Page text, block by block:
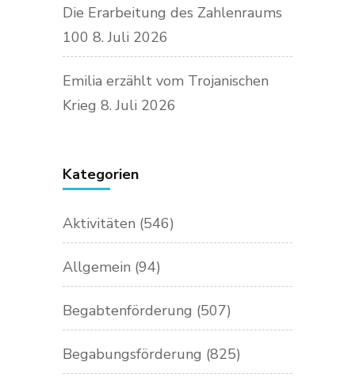
Die Erarbeitung des Zahlenraums
100 8. Juli 2026
Emilia erzählt vom Trojanischen
Krieg 8. Juli 2026
Kategorien
Aktivitäten (546)
Allgemein (94)
Begabtenförderung (507)
Begabungsförderung (825)